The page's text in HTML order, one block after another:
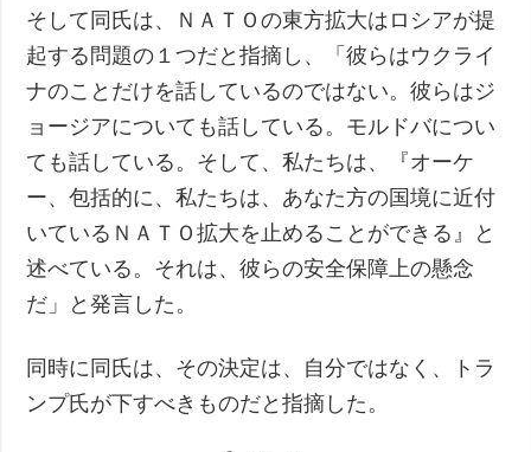
そして同氏は、ＮＡＴＯの東方拡大はロシアが提
起する問題の１つだと指摘し、「彼らはウクライ
ナのことだけを話しているのではない。彼らはジ
ョージアについても話している。モルドバについ
ても話している。そして、私たちは、『オーケ
ー、包括的に、私たちは、あなた方の国境に近付
いているＮＡＴＯ拡大を止めることができる』と
述べている。それは、彼らの安全保障上の懸念
だ」と発言した。
同時に同氏は、その決定は、自分ではなく、トラ
ンプ氏が下すべきものだと指摘した。